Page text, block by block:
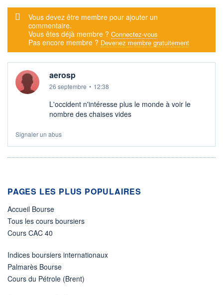
Message d'alerte
Vous devez être membre pour ajouter un
commentaire.
Vous êtes déjà membre ? Connectez-vous
Pas encore membre ? Devenez membre gratuitement
aerosp
26 septembre • 12:38
L'occident n'intéresse plus le monde à voir le
nombre des chaises vides
Signaler un abus
PAGES LES PLUS POPULAIRES
Accueil Bourse
Tous les cours boursiers
Cours CAC 40
Indices boursiers internationaux
Palmarès Bourse
Cours du Pétrole (Brent)